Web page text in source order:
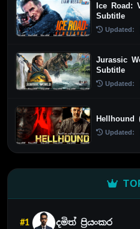
Ice Road:
Subtitle
Updated:
Jurassic
Subtitle
Updated:
Hellhound
Updated:
#1 දමිත් ප්‍රියංකර